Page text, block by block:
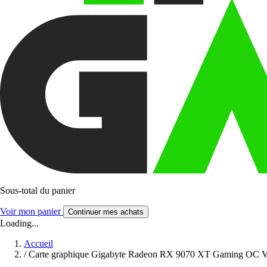
Sous-total du panier
Voir mon panier Continuer mes achats
Loading...
Accueil
/ Carte graphique Gigabyte Radeon RX 9070 XT Gaming OC